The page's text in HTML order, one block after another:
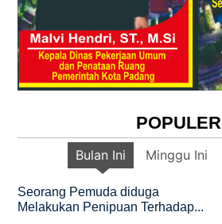
POPULER
Bulan Ini Minggu Ini
Seorang Pemuda diduga
Melakukan Penipuan Terhadap...